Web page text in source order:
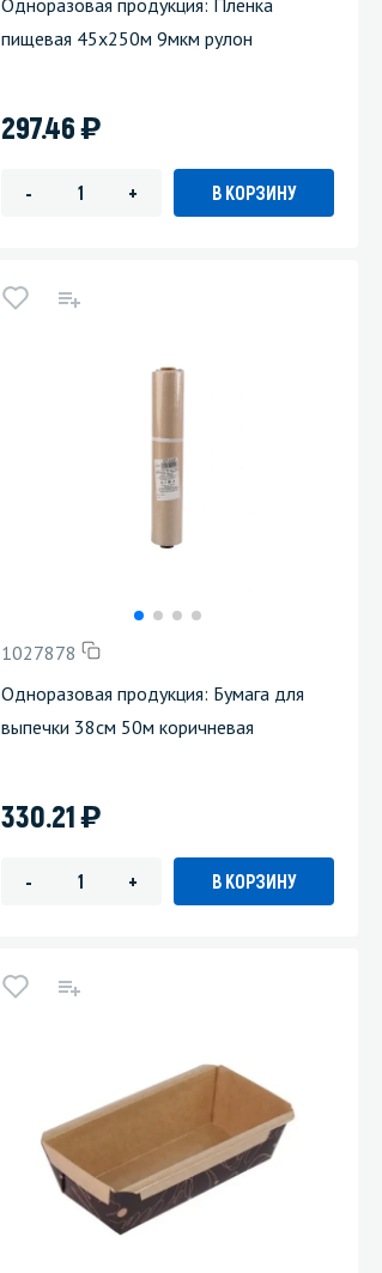
пищевая 45х250м 9мкм рулон
297.46)
- + В КОРЗИНУ
1027878
Одноразовая продукция: Бумага для
выпечки 38см 50м коричневая
330.21)
- + В КОРЗИНУ